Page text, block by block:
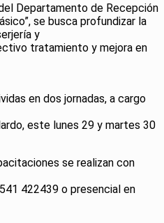
Departamento de Recepción
se busca profundizar la
y
tratamiento y mejora en
en dos jornadas, a cargo
este lunes 29 y martes 30
se realizan con
422439 o presencial en